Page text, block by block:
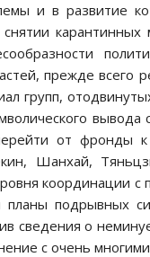
и в развитие
прежде всего
групп,
вывода
от фронды
Шанхай,
координации с
подрывных
сведения о
с очень